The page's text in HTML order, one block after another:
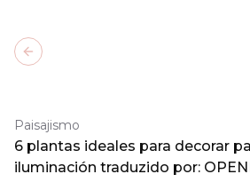
Paisajismo
6 plantas ideales para decorar
iluminación traduzido por:
Previous slide